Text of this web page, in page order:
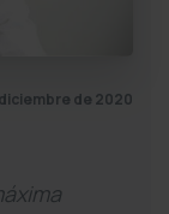
de 2020